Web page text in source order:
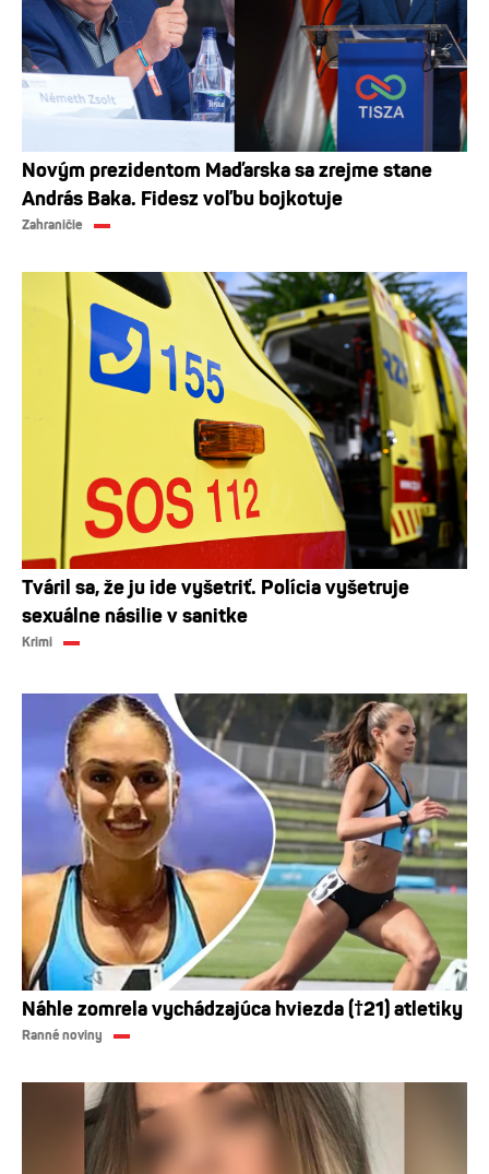
Novým prezidentom Maďarska sa zrejme stane
András Baka. Fidesz voľbu bojkotuje
Zahraničie
Tváril sa, že ju ide vyšetriť. Polícia vyšetruje
sexuálne násilie v sanitke
Krimi
Náhle zomrela vychádzajúca hviezda (†21) atletiky
Ranné noviny